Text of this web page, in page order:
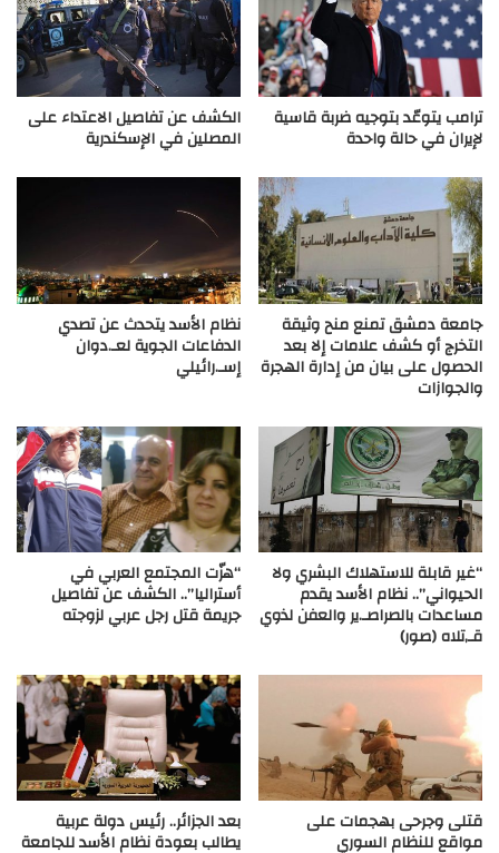
ترامب يتوعّد بتوجيه ضربة قاسية
لإيران في حالة واحدة
الكشف عن تفاصيل الاعتداء على
المصلين في الإسكندرية
جامعة دمشق تمنع منح وثيقة
التخرج أو كشف علامات إلا بعد
الحصول على بيان من إدارة الهجرة
والجوازات
نظام الأسد يتحدث عن تصدي
الدفاعات الجوية لعـ.دوان
إسـ.رائيلي
“غير قابلة للاستهلاك البشري ولا
الحيواني”.. نظام الأسد يقدم
مساعدات بالصراصـ.ير والعفن لذوي
قـ,تلاه (صور)
“هزّت المجتمع العربي في
أستراليا”.. الكشف عن تفاصيل
جريمة قتل رجل عربي لزوجته
قتلى وجرحى بهجمات على
مواقع للنظام السوري
بعد الجزائر.. رئيس دولة عربية
يطالب بعودة نظام الأسد للجامعة